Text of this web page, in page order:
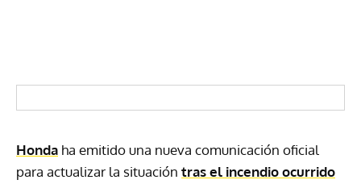
Honda ha emitido una nueva comunicación oficial
para actualizar la situación tras el incendio ocurrido